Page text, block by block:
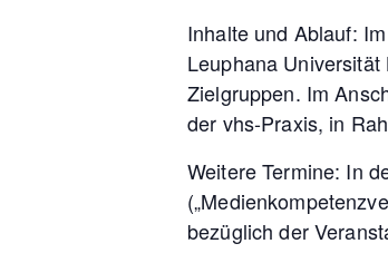
Inhalte und Ablauf:
Leuphana
Zielgruppen. Im
der vhs-Praxis, in
Weitere Termine: In
bezüglich der